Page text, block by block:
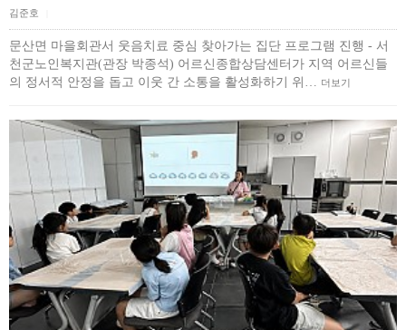
김준호
문산면 마을회관서 웃음치료 중심 찾아가는 집단 프로그램 진행 - 서
천군노인복지관(관장 박종석) 어르신종합상담센터가 지역 어르신들
의 정서적 안정을 돕고 이웃 간 소통을 활성화하기 위…
더보기